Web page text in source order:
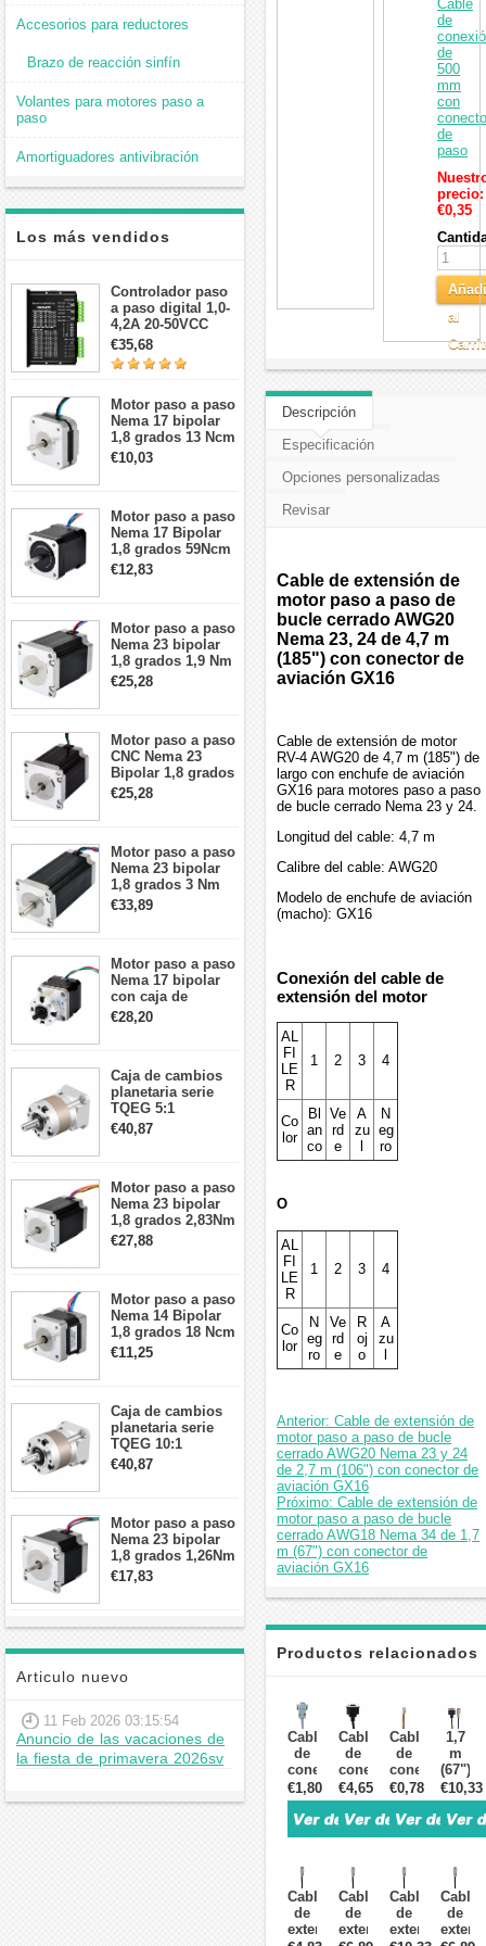
Accesorios para reductores
Brazo de reacción sinfín
Volantes para motores paso a
paso
Amortiguadores antivibración
Los más vendidos
Controlador paso
a paso digital 1,0-
4,2A 20-50VCC
para motor paso a
paso Nema 17, 23,
24
€35,68
Motor paso a paso
Nema 17 bipolar
1,8 grados 13 Ncm
1A 3,5 V
42x42x20mm 4
€10,03
Motor paso a paso
Nema 17 Bipolar
1,8 grados 59Ncm
2A 42x48mm 4
cables compatible
€12,83
Motor paso a paso
Nema 23 bipolar
1,8 grados 1,9 Nm
2,8 A 3,2 V
57x57x76mm 4
€25,28
Motor paso a paso
CNC Nema 23
Bipolar 1,8 grados
1,9 Nm 3A 3,36 V
57x57x76mm 4
€25,28
Motor paso a paso
Nema 23 bipolar
1,8 grados 3 Nm
4,2A 57x57x114mm
motor paso a paso
€33,89
Motor paso a paso
Nema 17 bipolar
con caja de
cambios planetaria
5:1 longitud 33mm
Robot CNC DIY
€28,20
Caja de cambios
planetaria serie
TQEG 5:1
contragolpe 15
arcmin para motor
€40,87
Motor paso a paso
Nema 23 bipolar
1,8 grados 2,83Nm
4A 2,26 V
57x57x84mm 8
€27,88
Motor paso a paso
Nema 14 Bipolar
1,8 grados 18 Ncm
0,8 A 5,74 V 35 x
35 x 34 mm 4
€11,25
Caja de cambios
planetaria serie
TQEG 10:1
contragolpe 15
arcmin para motor
€40,87
Motor paso a paso
Nema 23 bipolar
1,8 grados 1,26Nm
2,8A 2,5V
57x57x56mm 4
€17,83
Articulo nuevo
11 Feb 2026 03:15:54
Anuncio de las vacaciones de
la fiesta de primavera 2026sv
Cable
de
de
500
mm
con
de
paso
precio:
€0,35
al
Descripción
Especificación
Opciones personalizadas
Revisar
Cable de extensión de
motor paso a paso de
bucle cerrado AWG20
Nema 23, 24 de 4,7 m
(185") con conector de
aviación GX16
Cable de extensión de motor
RV-4 AWG20 de 4,7 m (185") de
largo con enchufe de aviación
GX16 para motores paso a paso
de bucle cerrado Nema 23 y 24.
Longitud del cable: 4,7 m
Calibre del cable: AWG20
Modelo de enchufe de aviación
(macho): GX16
Conexión del cable de
extensión del motor
AL
FI
LE
R
1 2 3 4
Co
lor
Bl
an
co
Ve
rd
e
A
zu
N
eg
ro
O
AL
FI
LE
R
1 2 3 4
Co
lor
N
eg
ro
Ve
rd
e
R
oj
o
A
zu
Anterior: Cable de extensión de
motor paso a paso de bucle
cerrado AWG20 Nema 23 y 24
de 2,7 m (106") con conector de
aviación GX16
Próximo: Cable de extensión de
motor paso a paso de bucle
cerrado AWG18 Nema 34 de 1,7
m (67") con conector de
aviación GX16
Productos relacionados
Cable
de
conexión
RS232
de
1,5
m
de
largo
para
controlador
paso
€1,80
Cable
de
conexión
de
cable
de
extensión
codificador
de
1,5
m
(59")
€4,65
Cable
de
conexión
de
motor
paso
a
6
hilos
cable
de
400
€0,78
1,7
m
(67")
Nema
23 y
24
de
cable
de
de
€10,33
Cable
de
extensión
Cable
de
extensión
Cable
de
extensión
Cable
de